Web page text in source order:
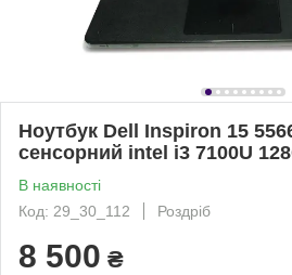
Ноутбук Dell Inspiron 15
сенсорний intel i3 7100U
В наявності
Код: 29_30_112
Роздріб
8 500 ₴